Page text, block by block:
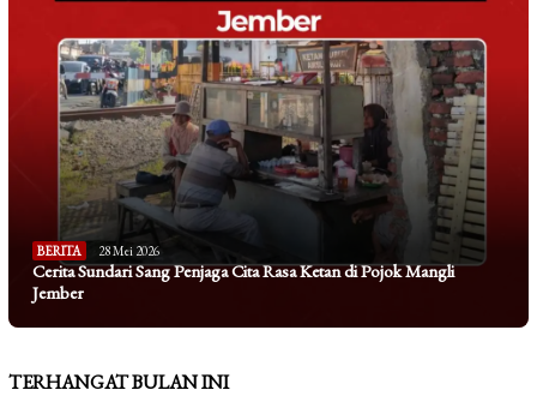
BERITA 28 Mei 2026
Cerita Sundari Sang Penjaga Cita Rasa Ketan di Pojok Mangli
Jember
TERHANGAT BULAN INI